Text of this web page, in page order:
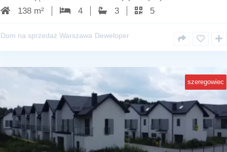
138 m² 4 3 5
Dom na sprzedaż Warszawa Deweloper
szeregowiec